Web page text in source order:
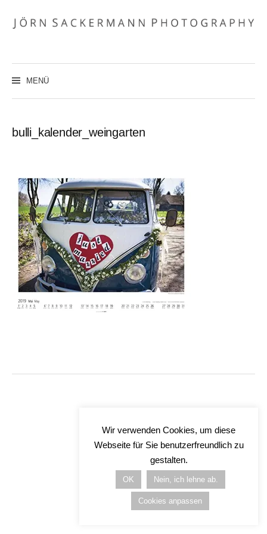
Inhalt
überspringen
MENÜ
bulli_kalender_weingarten
Wir verwenden Cookies, um diese
Webseite für Sie benutzerfreundlich zu
gestalten.
OK Nein, ich lehne ab.
Cookies anpassen